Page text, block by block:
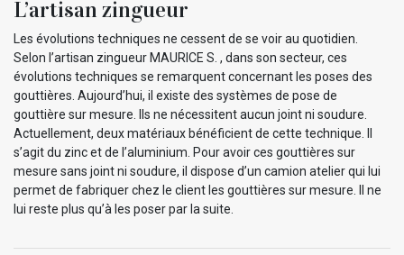
L’artisan zingueur
Les évolutions techniques ne cessent de se voir au quotidien.
Selon l’artisan zingueur MAURICE S. , dans son secteur, ces
évolutions techniques se remarquent concernant les poses des
gouttières. Aujourd’hui, il existe des systèmes de pose de
gouttière sur mesure. Ils ne nécessitent aucun joint ni soudure.
Actuellement, deux matériaux bénéficient de cette technique. Il
s’agit du zinc et de l’aluminium. Pour avoir ces gouttières sur
mesure sans joint ni soudure, il dispose d’un camion atelier qui lui
permet de fabriquer chez le client les gouttières sur mesure. Il ne
lui reste plus qu’à les poser par la suite.